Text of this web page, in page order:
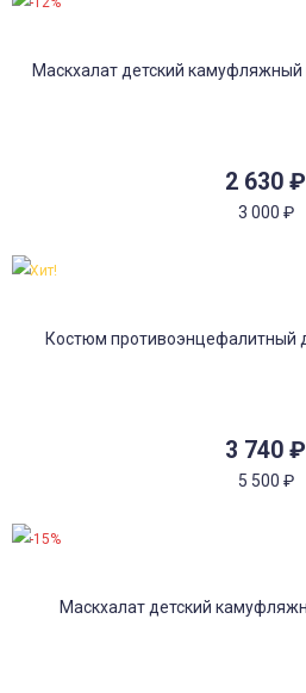
2 630 ₽
3 000 ₽
3 740 ₽
5 500 ₽
Хит!
-15%